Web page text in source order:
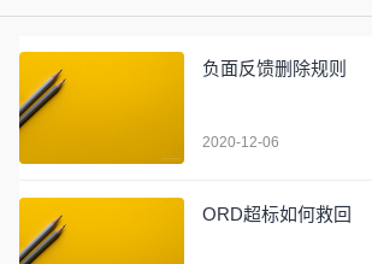
负面反馈删除规则
2020-12-06
ORD超标如何救回